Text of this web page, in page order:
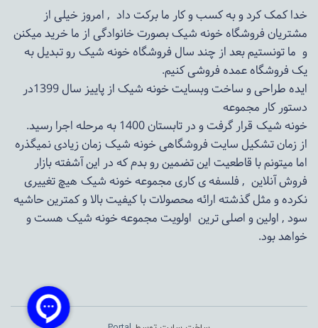
خدا کمک کرد و به کسب و کار ما برکت داد , امروز خیلی از
مشتریان فروشگاه خونه شیک بصورت خانوادگی از ما خرید میکنن
و ما تونستیم بعد از چند سال فروشگاهخونه شیکرو تبدیل به
یک فروشگاه عمده فروشی کنیم.
ایده طراحی و ساخت وبسایت خونه شیک از پاییز سال 1399در
دستور کار مجموعه
خونه شیک قرار گرفت و در تابستان 1400 به مرحله اجرا رسید.
از زمان تشکیل سایت فروشگاهیخونه شیکزمان زیادی نمیگذره
اما میتونم با قاطعیت این تضمین رو بدم که در این آشفته بازار
فروش آنلاین , فلسفه ی کاری مجموعهخونه شیک هیچ تغییری
نکرده و مثل گذشته ارائه محصولات با کیفیت بالا و کمترین حاشیه
سود , اولین و اصلی ترین اولویت مجموعهخونه شیک هست و
خواهد بود.